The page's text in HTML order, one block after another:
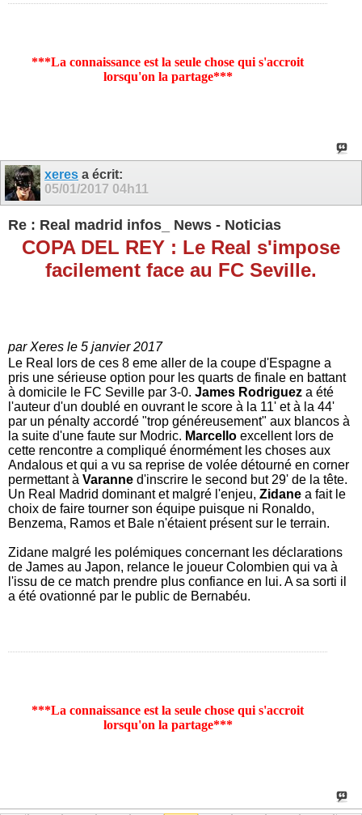
***La connaissance est la seule chose qui s'accroit
lorsqu'on la partage***
xeres a écrit:
05/01/2017 04h11
Re : Real madrid infos_ News - Noticias
COPA DEL REY : Le Real s'impose
facilement face au FC Seville.
par Xeres le 5 janvier 2017
Le Real lors de ces 8 eme aller de la coupe d'Espagne a
pris une sérieuse option pour les quarts de finale en battant
à domicile le FC Seville par 3-0. James Rodriguez a été
l'auteur d'un doublé en ouvrant le score à la 11' et à la 44'
par un pénalty accordé "trop généreusement" aux blancos à
la suite d'une faute sur Modric. Marcello excellent lors de
cette rencontre a compliqué énormément les choses aux
Andalous et qui a vu sa reprise de volée détourné en corner
permettant à Varanne d'inscrire le second but 29' de la tête.
Un Real Madrid dominant et malgré l'enjeu, Zidane a fait le
choix de faire tourner son équipe puisque ni Ronaldo,
Benzema, Ramos et Bale n'étaient présent sur le terrain.
Zidane malgré les polémiques concernant les déclarations
de James au Japon, relance le joueur Colombien qui va à
l'issu de ce match prendre plus confiance en lui. A sa sorti il
a été ovationné par le public de Bernabéu.
***La connaissance est la seule chose qui s'accroit
lorsqu'on la partage***